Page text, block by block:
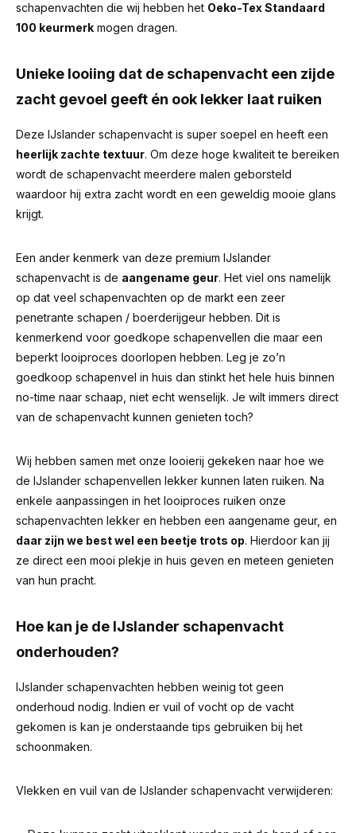
schapenvachten die wij hebben het Oeko-Tex Standaard
100 keurmerk mogen dragen.
Unieke looiing dat de schapenvacht een zijde
zacht gevoel geeft én ook lekker laat ruiken
Deze IJslander schapenvacht is super soepel en heeft een
heerlijk zachte textuur. Om deze hoge kwaliteit te bereiken
wordt de schapenvacht meerdere malen geborsteld
waardoor hij extra zacht wordt en een geweldig mooie glans
krijgt.
Een ander kenmerk van deze premium IJslander
schapenvacht is de aangename geur. Het viel ons namelijk
op dat veel schapenvachten op de markt een zeer
penetrante schapen / boerderijgeur hebben. Dit is
kenmerkend voor goedkope schapenvellen die maar een
beperkt looiproces doorlopen hebben. Leg je zo’n
goedkoop schapenvel in huis dan stinkt het hele huis binnen
no-time naar schaap, niet echt wenselijk. Je wilt immers direct
van de schapenvacht kunnen genieten toch?
Wij hebben samen met onze looierij gekeken naar hoe we
de IJslander schapenvellen lekker kunnen laten ruiken. Na
enkele aanpassingen in het looiproces ruiken onze
schapenvachten lekker en hebben een aangename geur, en
daar zijn we best wel een beetje trots op. Hierdoor kan jij
ze direct een mooi plekje in huis geven en meteen genieten
van hun pracht.
Hoe kan je de IJslander schapenvacht
onderhouden?
IJslander schapenvachten hebben weinig tot geen
onderhoud nodig. Indien er vuil of vocht op de vacht
gekomen is kan je onderstaande tips gebruiken bij het
schoonmaken.
Vlekken en vuil van de IJslander schapenvacht verwijderen: